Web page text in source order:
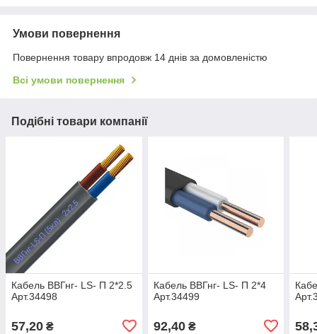
Умови повернення
Повернення товару впродовж 14 днів за домовленістю
Всі умови повернення
Подібні товари компанії
Кабель ВВГнг- LS- П 2*2.5
Арт.34498
57,20 ₴
Кабель ВВГнг- LS- П 2*4
Арт.34499
92,40₴